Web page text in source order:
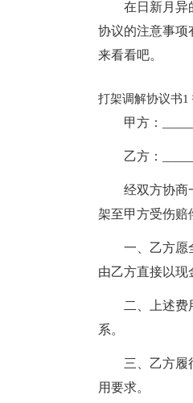
在日新月异
协议的注意事项
来看看吧。
打架调解协议书1
甲方：
乙方：
经双方协商
架至甲方受伤赔
一、乙方愿
由乙方直接以现
二、上述
系。
三、乙方履
用要求。